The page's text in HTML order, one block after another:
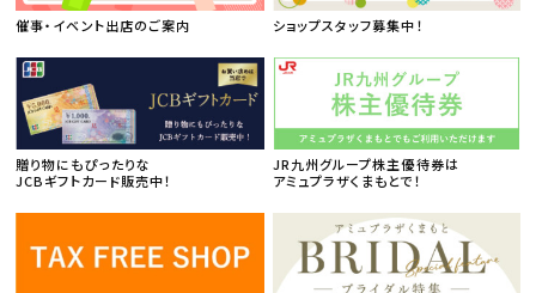
催事・イベント出店のご案内 ショップスタッフ募集中！
贈り物にもぴったりな
JCBギフトカード販売中！
JR九州グループ株主優待券は
アミュプラザくまもとで！